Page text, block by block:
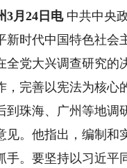
月24日电中共中央
新时代中国特色社会
全党大兴调查研究的
，完善以宪法为核心
海、广州等地调研
见。他指出，编制和
手。要坚持以习近平